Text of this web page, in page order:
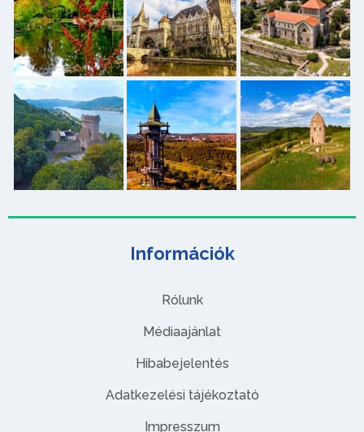
Információk
Rólunk
Médiaajánlat
Hibabejelentés
Adatkezelési tájékoztató
Impresszum